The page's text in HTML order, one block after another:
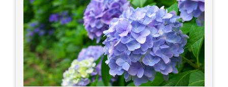
うなぁ。 それでは、皆さん、梅雨冷えの日もござ
いますが、お元気でお過ごし下さい。